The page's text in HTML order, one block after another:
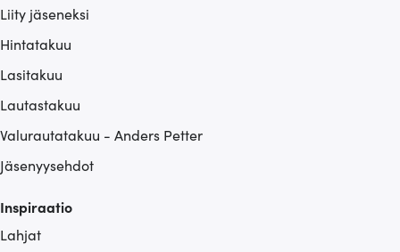
Liity jäseneksi
Hintatakuu
Lasitakuu
Lautastakuu
Valurautatakuu - Anders Petter
Jäsenyysehdot
Inspiraatio
Lahjat